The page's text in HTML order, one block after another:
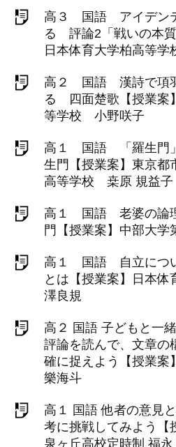
高３ 国語 アイデン
る 評論2「戦いの本質
日本体育大学柏高等
高２ 国語 漢詩で項
る 四面楚歌【授業案
等学校 小野咲子
高１ 国語 「羅生門
生門【授業案】東京都
高等学校 桒原 規益子
高１ 国語 老婆の論
門【授業案】中部大
高１ 国語 自立につ
とは【授業案】日本
澤良規
高２ 国語 子どもと一
評論を読んで、文章の
確に捉えよう【授業案
樂海斗
高１ 国語 他者の意見
考に挑戦してみよう【
泉ヶ丘高校定時制 福永